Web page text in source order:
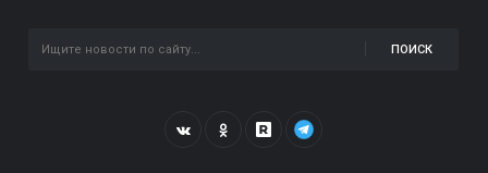
ПОИСК